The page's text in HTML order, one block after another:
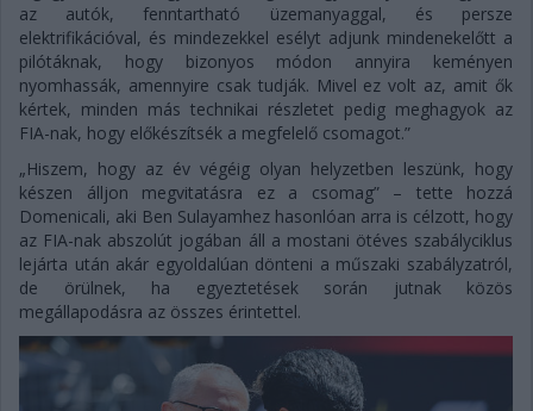
az autók, fenntartható üzemanyaggal, és persze
elektrifikációval, és mindezekkel esélyt adjunk mindenekelőtt a
pilótáknak, hogy bizonyos módon annyira keményen
nyomhassák, amennyire csak tudják. Mivel ez volt az, amit ők
kértek, minden más technikai részletet pedig meghagyok az
FIA-nak, hogy előkészítsék a megfelelő csomagot.”
„Hiszem, hogy az év végéig olyan helyzetben leszünk, hogy
készen álljon megvitatásra ez a csomag” – tette hozzá
Domenicali, aki Ben Sulayamhez hasonlóan arra is célzott, hogy
az FIA-nak abszolút jogában áll a mostani ötéves szabályciklus
lejárta után akár egyoldalúan dönteni a műszaki szabályzatról,
de örülnek, ha egyeztetések során jutnak közös
megállapodásra az összes érintettel.